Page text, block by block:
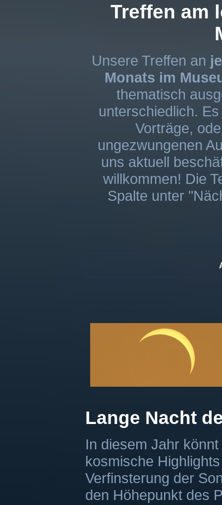
Treffen am
Unsere Treffen an
Monats im
thematisch
unterschiedlich.
Vorträge,
ungezwungenen
uns aktuell
willkommen! Die
Spalte unter
Lange Nacht
In diesem Jahr
kosmische
Verfinsterung der
den Höhepunkt des